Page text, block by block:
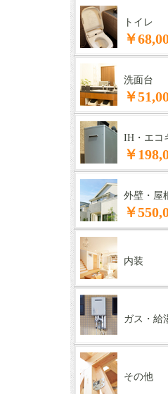
トイレ
￥
洗面台
￥
IH・エコ
￥
外壁・屋
￥
内装
ガス・給
その他